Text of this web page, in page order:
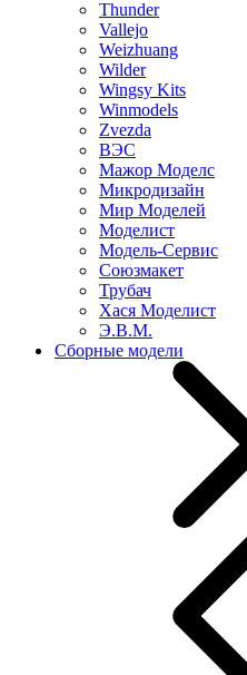
Thunder
Vallejo
Weizhuang
Wilder
Wingsy Kits
Winmodels
Zvezda
ВЭС
Мажор Моделс
Микродизайн
Мир Моделей
Моделист
Модель-Сервис
Союзмакет
Трубач
Хася Моделист
Э.В.М.
Сборные модели